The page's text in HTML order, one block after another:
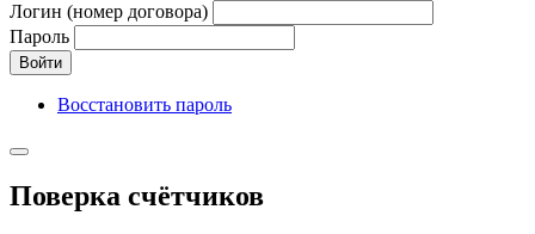
Логин (номер договора)
Пароль
Войти
Восстановить пароль
Поверка счётчиков